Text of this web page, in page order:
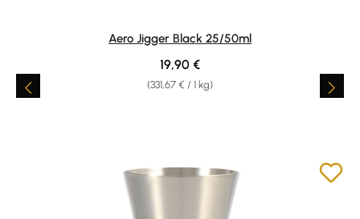
Aero Jigger Black 25/50ml
(331,67 € / 1 kg)
Regulärer Preis:
19,90 €